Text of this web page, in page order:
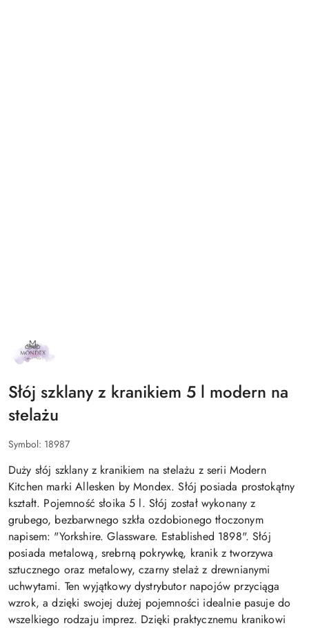
NAZWA
PRODUCENTA:
MONDEX
Słój szklany z kranikiem 5 l modern na
stelażu
Symbol: 18987
Duży słój szklany z kranikiem na stelażu z serii Modern
Kitchen marki Allesken by Mondex. Słój posiada prostokątny
kształt. Pojemność słoika 5 l. Słój został wykonany z
grubego, bezbarwnego szkła ozdobionego tłoczonym
napisem: "Yorkshire. Glassware. Established 1898". Słój
posiada metalową, srebrną pokrywkę, kranik z tworzywa
sztucznego oraz metalowy, czarny stelaż z drewnianymi
uchwytami. Ten wyjątkowy dystrybutor napojów przyciąga
wzrok, a dzięki swojej dużej pojemności idealnie pasuje do
wszelkiego rodzaju imprez. Dzięki praktycznemu kranikowi